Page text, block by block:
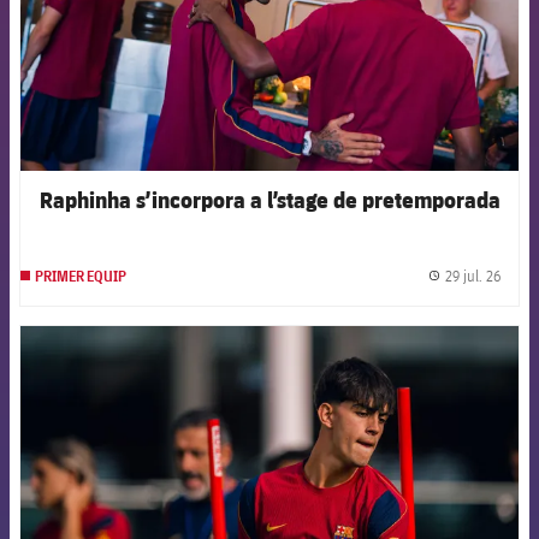
Raphinha s’incorpora a l’stage de pretemporada
PRIMER EQUIP 29 jul. 26